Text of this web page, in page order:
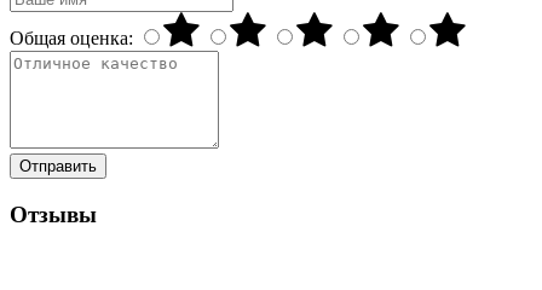
Общая оценка:
Отправить
Отзывы